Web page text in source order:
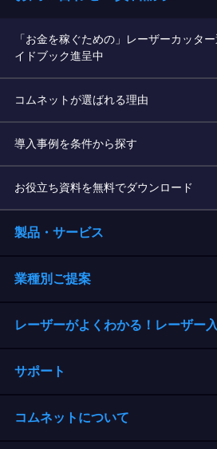
「お金を稼ぐための」レーザーカッタ
イドブック進呈中
コムネットが選ばれる理由
導入事例を条件から探す
お役立ち資料を無料でダウンロード
製品・サービス
業種別ご提案
レーザーがよくわかる！レーザー
サポート
コムネットについて